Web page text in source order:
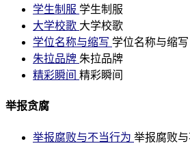
学生制服 学生制服
大学校歌 大学校歌
学位名称与缩写 学位名称与缩写
朱拉品牌 朱拉品牌
精彩瞬间 精彩瞬间
举报贪腐
举报腐败与不当行为 举报腐败